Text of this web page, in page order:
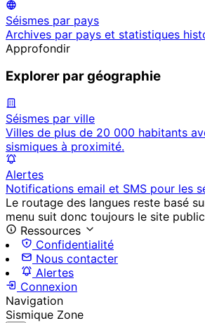
Séismes par pays
Archives par pays et statistiques
Approfondir
Explorer par géographie
Séismes par ville
Villes de plus de 20 000 habitants
sismiques à proximité.
Alertes
Notifications email et SMS pour les
Le routage des langues reste basé
menu suit donc toujours le site
Ressources
Confidentialité
Nous contacter
Alertes
Connexion
Navigation
Sismique Zone